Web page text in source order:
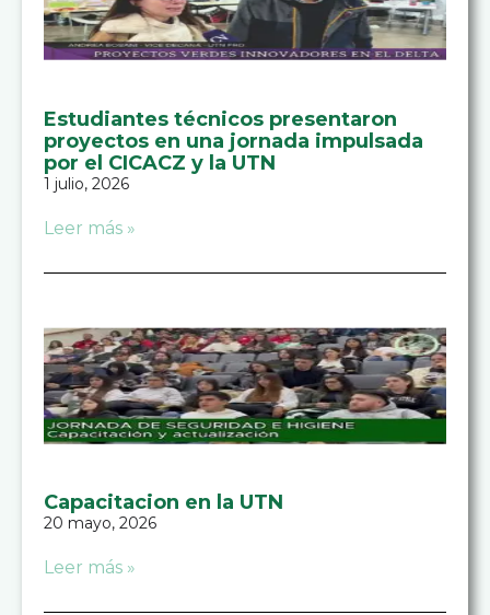
Estudiantes técnicos presentaron
proyectos en una jornada impulsada
por el CICACZ y la UTN
1 julio, 2026
Leer más »
Capacitacion en la UTN
20 mayo, 2026
Leer más »